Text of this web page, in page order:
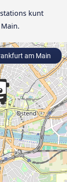
kunt
am Main